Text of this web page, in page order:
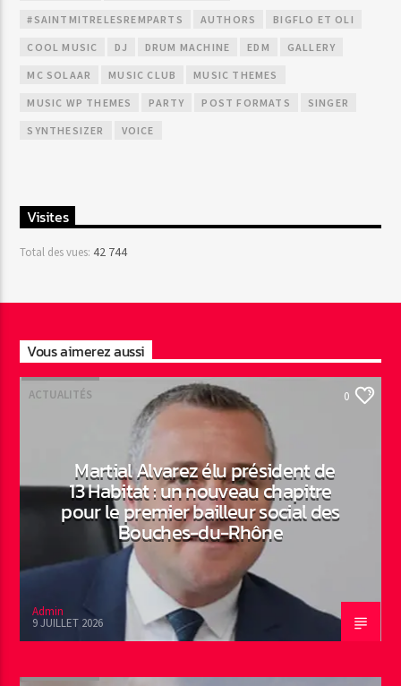
#SAINTMITRELESREMPARTS AUTHORS BIGFLO ET OLI
COOL MUSIC DJ DRUM MACHINE EDM GALLERY
MC SOLAAR MUSIC CLUB MUSIC THEMES
MUSIC WP THEMES PARTY POST FORMATS SINGER
SYNTHESIZER VOICE
Visites
Total des vues:42 744
Vous aimerez aussi
ACTUALITÉS 0
Martial Alvarez élu président de
13 Habitat : un nouveau chapitre
pour le premier bailleur social des
Bouches-du-Rhône
Admin
9 JUILLET 2026